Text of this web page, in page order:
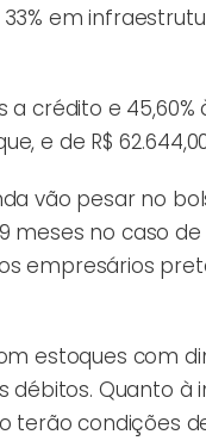
em
crédito e 45,60%
e de R$
vão pesar no
meses no caso
empresários
estoques com
Quanto à
terão condições